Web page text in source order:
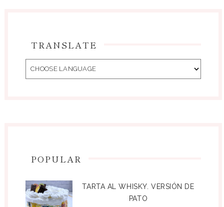
TRANSLATE
POPULAR
TARTA AL WHISKY. VERSIÓN DE
PATO